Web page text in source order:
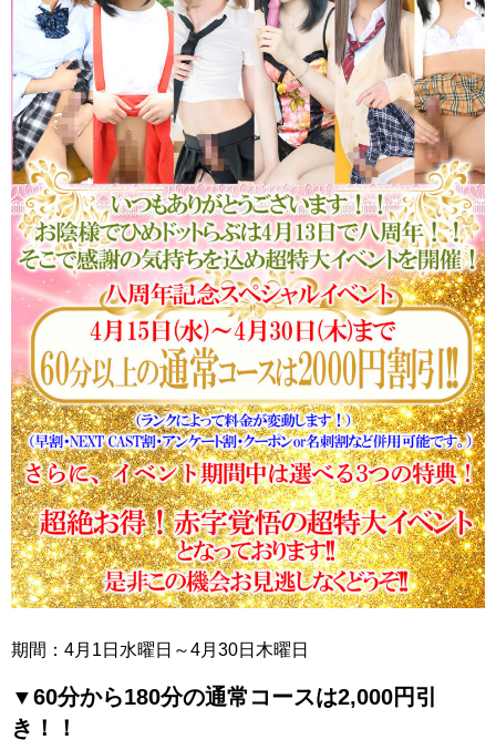
期間：4月1日水曜日～4月30日木曜日
▼60分から180分の通常コースは2,000円引
き！！